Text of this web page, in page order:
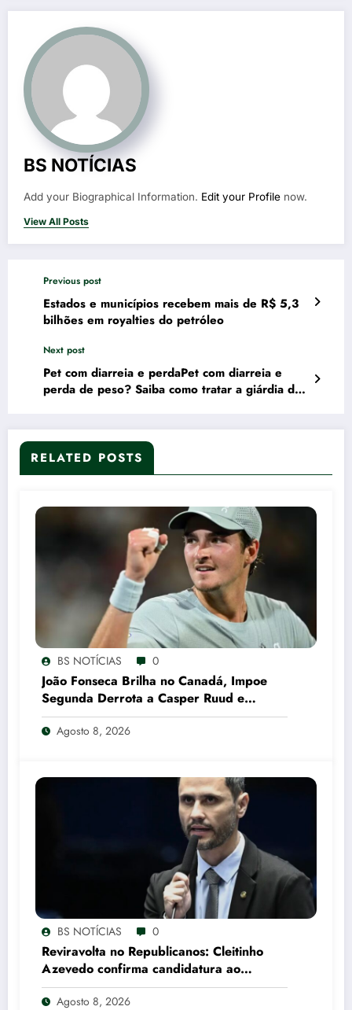
BS NOTÍCIAS
Add your Biographical Information. Edit your Profile now.
View All Posts
Previous post
Estados e municípios recebem mais de R$ 5,3
bilhões em royalties do petróleo
Next post
Pet com diarreia e perdaPet com diarreia e
perda de peso? Saiba como tratar a giárdia de
RELATED POSTS
BS NOTÍCIAS 0
João Fonseca Brilha no Canadá, Impoe
Segunda Derrota a Casper Ruud e
Garante Vaga nas Oitavas em Montreal
CNN Brasil
Agosto 8, 2026
BS NOTÍCIAS 0
Reviravolta no Republicanos: Cleitinho
Azevedo confirma candidatura ao
Governo de Minas Gerais
Agosto 8, 2026